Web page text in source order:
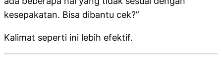
kesepakatan. Bisa dibantu cek?”
Kalimat seperti ini lebih efektif.